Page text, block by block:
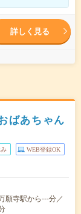
詳しく見る
ばあちゃん
WEB登録OK
願寺駅から---分／